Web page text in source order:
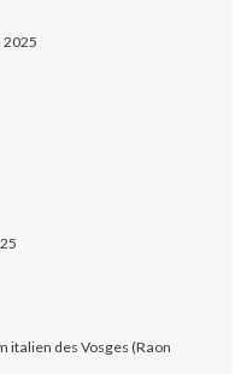
2025
italien des Vosges (Raon